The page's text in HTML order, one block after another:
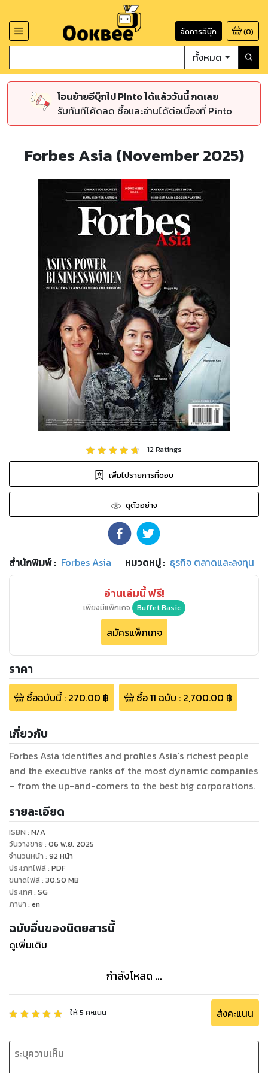
จัดการอีบุ๊ก (0)
ทั้งหมด
โอนย้ายอีบุ๊กไป Pinto ได้แล้ววันนี้ กดเลย
รับทันทีโค้ดลด ซื้อและอ่านได้ต่อเนื่องที่ Pinto
Forbes Asia (November 2025)
12Ratings
เพิ่มไปรายการที่ชอบ
ดูตัวอย่าง
สำนักพิมพ์: Forbes Asia หมวดหมู่: ธุรกิจ ตลาดและลงทุน
อ่านเล่มนี้ ฟรี!
เพียงมีแพ็กเกจ Buffet Basic
สมัครแพ็กเกจ
ราคา
ซื้อฉบับนี้: 270.00 ฿ ซื้อ11 ฉบับ : 2,700.00 ฿
เกี่ยวกับ
Forbes Asia identifies and profiles Asia’s richest people
and the executive ranks of the most dynamic companies
– from the up-and-comers to the best big corporations.
รายละเอียด
ISBN : N/A
วันวางขาย : 06 พ.ย. 2025
จำนวนหน้า : 92 หน้า
ประเภทไฟล์: PDF
ขนาดไฟล์: 30.50 MB
ประเทศ: SG
ภาษา : en
ฉบับอื่นของนิตยสารนี้
ดูเพิ่มเติม
กำลังโหลด ...
ให้5 คะแนน ส่งคะแนน